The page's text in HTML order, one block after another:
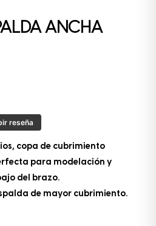
ANCHA
reseña
copa de cubrimiento
para modelación y
del brazo.
de mayor cubrimiento.